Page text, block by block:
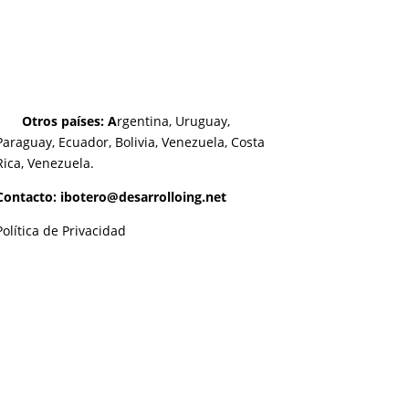
Otros países: Argentina, Uruguay,
Ecuador, Bolivia, Venezuela, Costa
Venezuela.
ibotero@desarrolloing.net
de Privacidad